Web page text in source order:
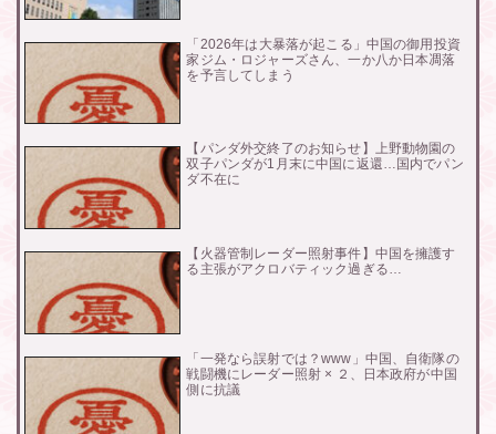
「2026年は大暴落が起こる」中国の御用投資
家ジム・ロジャーズさん、一か八か日本凋落
を予言してしまう
【パンダ外交終了のお知らせ】上野動物園の
双子パンダが1月末に中国に返還…国内でパン
ダ不在に
【火器管制レーダー照射事件】中国を擁護す
る主張がアクロバティック過ぎる…
「一発なら誤射では？www」中国、自衛隊の
戦闘機にレーダー照射 × ２、日本政府が中国
側に抗議